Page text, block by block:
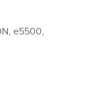
e5500,